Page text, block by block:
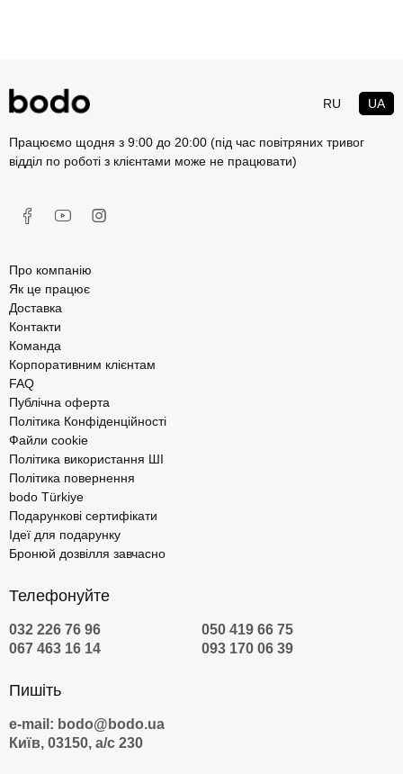
RU UA
Працюємо щодня з 9:00 до 20:00 (під час повітряних тривог
відділ по роботі з клієнтами може не працювати)
Про компанію
Як це працює
Доставка
Контакти
Команда
Корпоративним клієнтам
FAQ
Публічна оферта
Політика Конфіденційності
Файли cookie
Політика використання ШІ
Політика повернення
bodo Türkiye
Подарункові сертифікати
Ідеї для подарунку
Бронюй дозвілля завчасно
Телефонуйте
032 226 76 96
050 419 66 75
067 463 16 14
093 170 06 39
Пишіть
e-mail: bodo@bodo.ua
Київ, 03150, а/с 230